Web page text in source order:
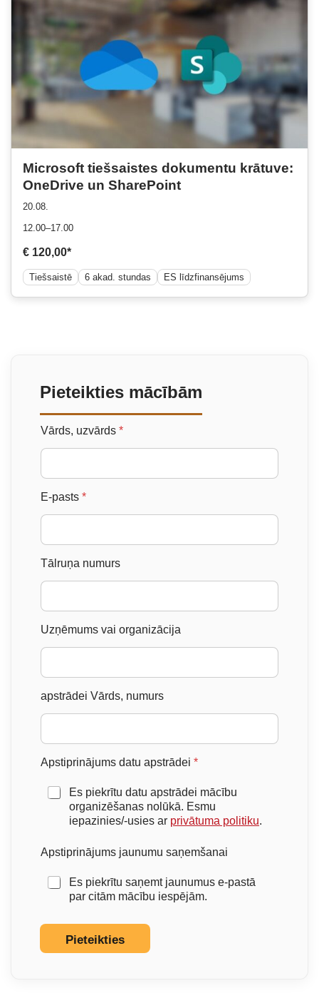
Microsoft tiešsaistes dokumentu krātuve:
OneDrive un SharePoint
20.08.
12.00–17.00
€ 120,00*
Tiešsaistē 6 akad. stundas ES līdzfinansējums
Pieteikties mācībām
Vārds, uzvārds *
E-pasts *
Tālruņa numurs
Uzņēmums vai organizācija
apstrādei Vārds, numurs
Apstiprinājums datu apstrādei *
Es piekrītu datu apstrādei mācību
organizēšanas nolūkā. Esmu
iepazinies/-usies ar privātuma politiku.
Apstiprinājums jaunumu saņemšanai
Es piekrītu saņemt jaunumus e-pastā
par citām mācību iespējām.
Pieteikties